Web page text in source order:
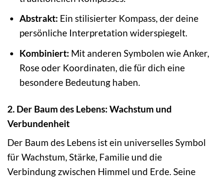
Abstrakt: Ein stilisierter Kompass, der deine
persönliche Interpretation widerspiegelt.
Kombiniert: Mit anderen Symbolen wie Anker,
Rose oder Koordinaten, die für dich eine
besondere Bedeutung haben.
2. Der Baum des Lebens: Wachstum und
Verbundenheit
Der Baum des Lebens ist ein universelles Symbol
für Wachstum, Stärke, Familie und die
Verbindung zwischen Himmel und Erde. Seine